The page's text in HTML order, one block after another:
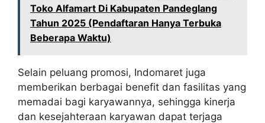
Toko Alfamart Di Kabupaten Pandeglang
Tahun 2025 (Pendaftaran Hanya Terbuka
Beberapa Waktu)
Selain peluang promosi, Indomaret juga
memberikan berbagai benefit dan fasilitas yang
memadai bagi karyawannya, sehingga kinerja
dan kesejahteraan karyawan dapat terjaga